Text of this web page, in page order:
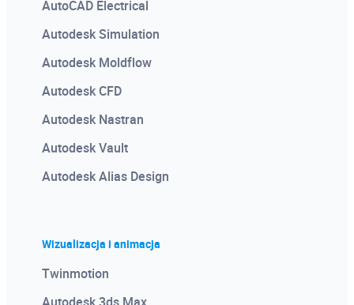
AutoCAD Electrical
Autodesk Simulation
Autodesk Moldflow
Autodesk CFD
Autodesk Nastran
Autodesk Vault
Autodesk Alias Design
Wizualizacja i animacja
Twinmotion